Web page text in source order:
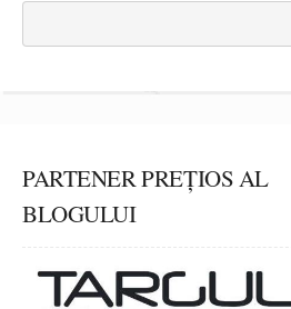
PARTENER PREȚIOS AL
BLOGULUI